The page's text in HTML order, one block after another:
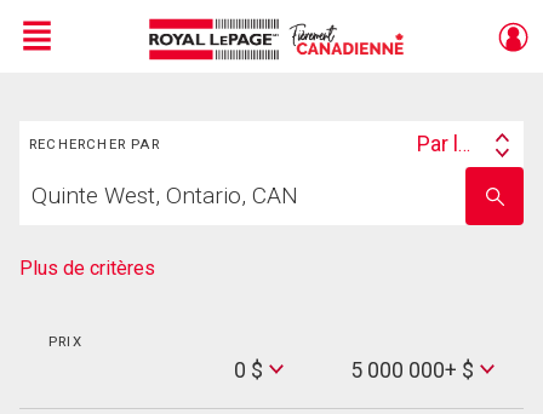
Menu
RECHERCHER PAR
Search
Par lieu
votre
nom
Plus de critères
PRIX
0 $
Max
Price
5 000 000+ $